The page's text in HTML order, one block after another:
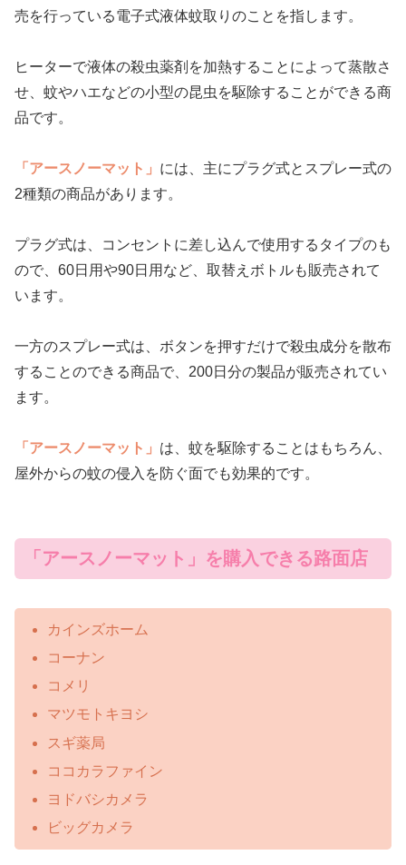
売を行っている電子式液体蚊取りのことを指します。
ヒーターで液体の殺虫薬剤を加熱することによって蒸散さ
せ、蚊やハエなどの小型の昆虫を駆除することができる商
品です。
「アースノーマット」 には、主にプラグ式とスプレー式の
2種類の商品があります。
プラグ式は、コンセントに差し込んで使用するタイプのも
ので、60日用や90日用など、取替えボトルも販売されて
います。
一方のスプレー式は、ボタンを押すだけで殺虫成分を散布
することのできる商品で、200日分の製品が販売されてい
ます。
「アースノーマット」 は、蚊を駆除することはもちろん、
屋外からの蚊の侵入を防ぐ面でも効果的です。
「アースノーマット」を購入できる路面店
カインズホーム
コーナン
コメリ
マツモトキヨシ
スギ薬局
ココカラファイン
ヨドバシカメラ
ビッグカメラ